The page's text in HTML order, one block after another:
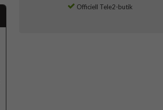
Officiell Tele2-butik